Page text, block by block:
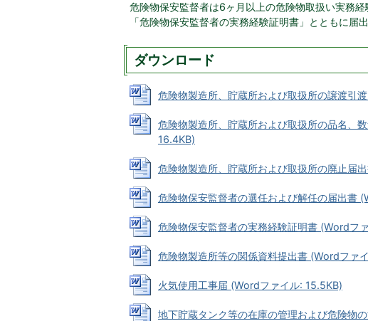
危険物保安監督者は6ヶ月以上の危険物取扱い実務
「危険物保安監督者の実務経験証明書」とともに届
ダウンロード
危険物製造所、貯蔵所および取扱所の譲渡引
危険物製造所、貯蔵所および取扱所の品名、
16.4KB)
危険物製造所、貯蔵所および取扱所の廃止届
危険物保安監督者の選任および解任の届出書
危険物保安監督者の実務経験証明書 (Wordフ
危険物製造所等の関係資料提出書 (Wordファ
火気使用工事届 (Wordファイル: 15.5KB)
地下貯蔵タンク等の在庫の管理および危険物